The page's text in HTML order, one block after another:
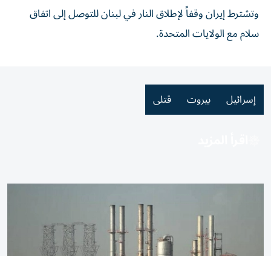
وتشترط إيران وقفاً لإطلاق النار في ​لبنان ‌للتوصل إلى اتفاق
سلام مع الولايات المتحدة.
إسرائيل بيروت قتلى